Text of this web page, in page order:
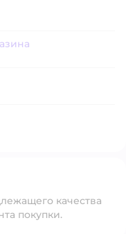
качества
покупки.